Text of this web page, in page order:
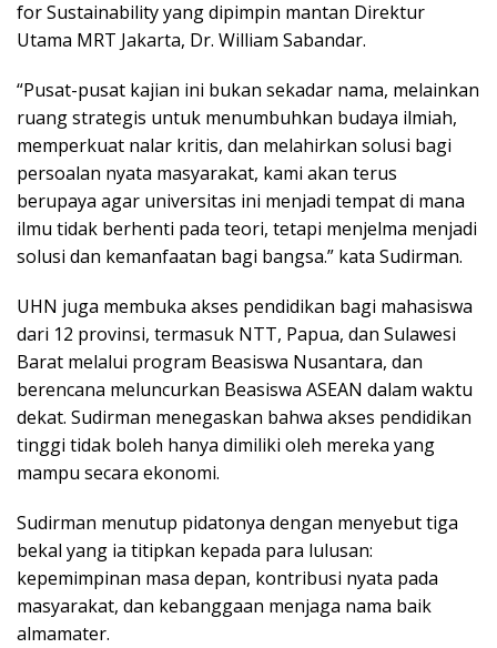
for Sustainability yang dipimpin mantan Direktur
Utama MRT Jakarta, Dr. William Sabandar.
“Pusat-pusat kajian ini bukan sekadar nama, melainkan
ruang strategis untuk menumbuhkan budaya ilmiah,
memperkuat nalar kritis, dan melahirkan solusi bagi
persoalan nyata masyarakat, kami akan terus
berupaya agar universitas ini menjadi tempat di mana
ilmu tidak berhenti pada teori, tetapi menjelma menjadi
solusi dan kemanfaatan bagi bangsa.” kata Sudirman.
UHN juga membuka akses pendidikan bagi mahasiswa
dari 12 provinsi, termasuk NTT, Papua, dan Sulawesi
Barat melalui program Beasiswa Nusantara, dan
berencana meluncurkan Beasiswa ASEAN dalam waktu
dekat. Sudirman menegaskan bahwa akses pendidikan
tinggi tidak boleh hanya dimiliki oleh mereka yang
mampu secara ekonomi.
Sudirman menutup pidatonya dengan menyebut tiga
bekal yang ia titipkan kepada para lulusan:
kepemimpinan masa depan, kontribusi nyata pada
masyarakat, dan kebanggaan menjaga nama baik
almamater.